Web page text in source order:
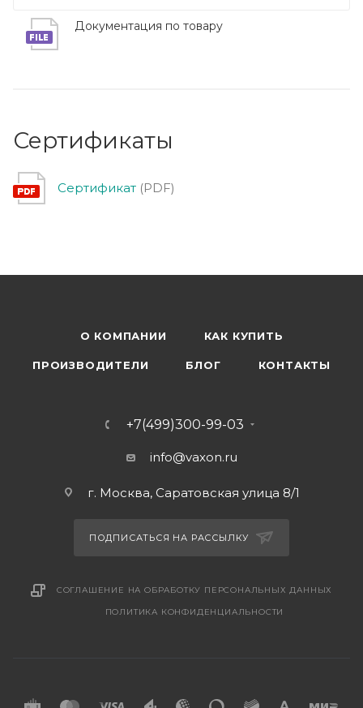
Документация по товару
Сертификаты
Сертификат (PDF)
О КОМПАНИИ КАК КУПИТЬ
ПРОИЗВОДИТЕЛИ БЛОГ КОНТАКТЫ
+7(499)300-99-03
info@vaxon.ru
г. Москва, Саратовская улица 8/1
ПОДПИСАТЬСЯ НА РАССЫЛКУ
СОГЛАШЕНИЕ НА ОБРАБОТКУ ПЕРСОНАЛЬНЫХ ДАННЫХ
ПОЛИТИКА КОНФИДЕНЦИАЛЬНОСТИ